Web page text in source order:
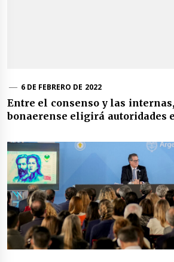
6 DE FEBRERO DE 2022
Entre el consenso y las internas,
bonaerense eligirá autoridades